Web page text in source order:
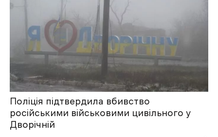
Поліція підтвердила вбивство
російськими військовими цивільного у
Дворічній